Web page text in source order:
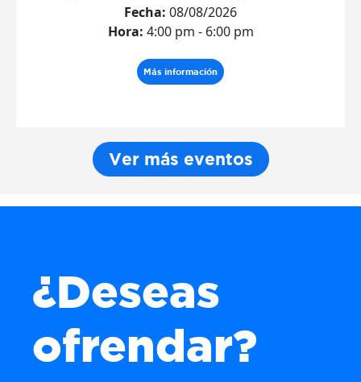
Fecha: 08/08/2026
Hora: 4:00 pm - 6:00 pm
Más información
Ver más eventos
¿Deseas
ofrendar?